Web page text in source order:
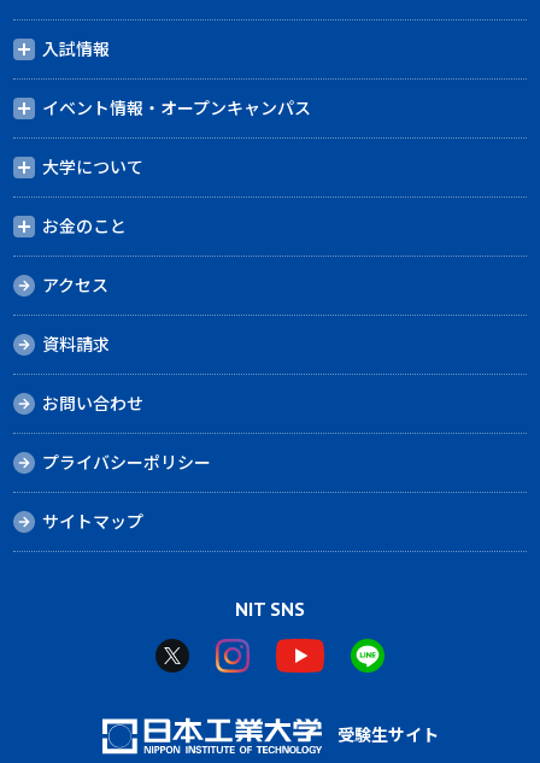
入試情報
イベント情報・オープンキャンパス
大学について
お金のこと
アクセス
資料請求
お問い合わせ
プライバシーポリシー
サイトマップ
NIT SNS
受験生サイト